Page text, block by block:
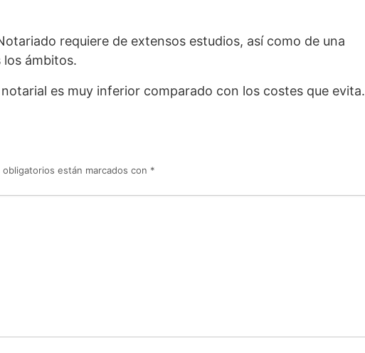
requiere de extensos estudios, así como de una
ámbitos.
es muy inferior comparado con los costes que evita.
obligatorios están marcados con *